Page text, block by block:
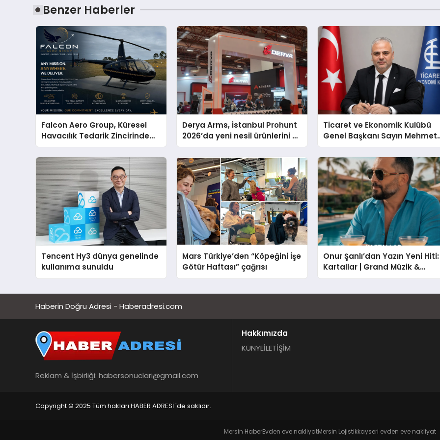
Benzer Haberler
Falcon Aero Group, Küresel
Havacılık Tedarik Zincirinde
Türkiye’den Dünyaya Açılıyor
Derya Arms, İstanbul Prohunt
2026’da yeni nesil ürünlerini ve
global marka vizyonunu
sergiledi
Ticaret ve Ekonomik Kulübü
Genel Başkanı Sayın Mehmet
Ulutaş, ekonomiye dair
açıklamada şunları kaydetti:
Tencent Hy3 dünya genelinde
kullanıma sunuldu
Mars Türkiye’den “Köpeğini İşe
Götür Haftası” çağrısı
Onur Şanlı’dan Yazın Yeni Hiti:
Kartallar | Grand Müzik &
Nihat Ulaş İmzalı Yeni Şarkı
Haberin Doğru Adresi - Haberadresi.com
Reklam & İşbirliği: habersonuclari@gmail.com
Hakkımızda
KÜNYEİLETİŞİM
Copyright © 2025 Tüm hakları HABER ADRESİ 'de saklıdır.
Mersin HaberEvden eve nakliyatMersin Lojistikkayseri evden eve nakliyat